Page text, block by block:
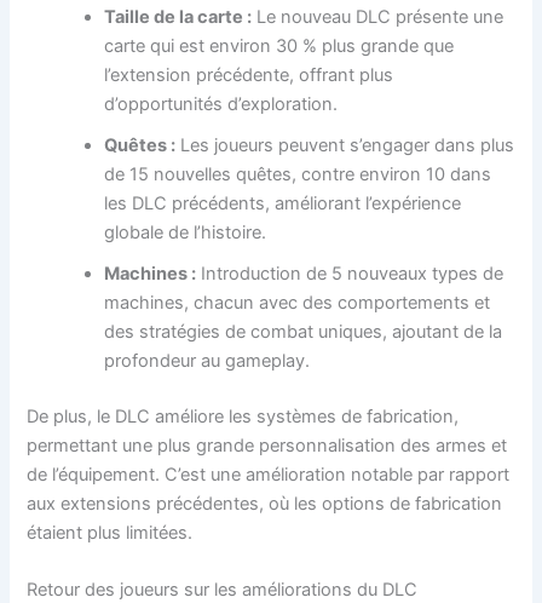
Taille de la carte : Le nouveau DLC présente une
carte qui est environ 30 % plus grande que
l’extension précédente, offrant plus
d’opportunités d’exploration.
Quêtes : Les joueurs peuvent s’engager dans plus
de 15 nouvelles quêtes, contre environ 10 dans
les DLC précédents, améliorant l’expérience
globale de l’histoire.
Machines : Introduction de 5 nouveaux types de
machines, chacun avec des comportements et
des stratégies de combat uniques, ajoutant de la
profondeur au gameplay.
De plus, le DLC améliore les systèmes de fabrication,
permettant une plus grande personnalisation des armes et
de l’équipement. C’est une amélioration notable par rapport
aux extensions précédentes, où les options de fabrication
étaient plus limitées.
Retour des joueurs sur les améliorations du DLC